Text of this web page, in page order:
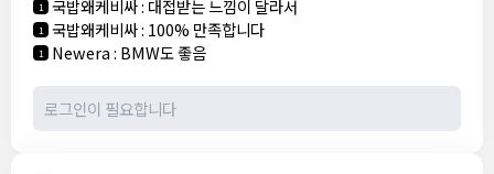
1 국밥왜케비싸: 대접받는 느낌이 달라서
1 국밥왜케비싸: 100% 만족합니다
1 Newera: BMW도 좋음